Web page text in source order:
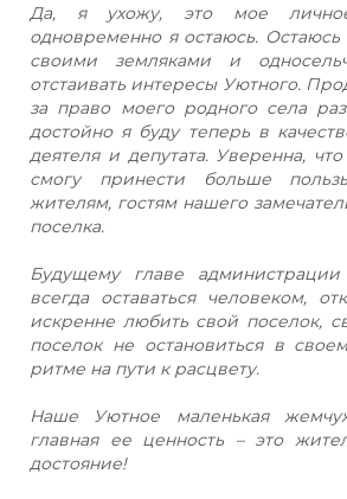
Да, я ухожу, это мое
одновременно я остаюсь.
своими земляками и
отстаивать интересы Уютного.
за право моего родного села
достойно я буду теперь в
деятеля и депутата. Уверенна,
смогу принести больше
жителям, гостям нашего
поселка.
Будущему главе
всегда оставаться человеком,
искренне любить свой поселок,
поселок не остановиться в
ритме на пути к расцвету.
Наше Уютное маленькая
главная ее ценность – это
достояние!